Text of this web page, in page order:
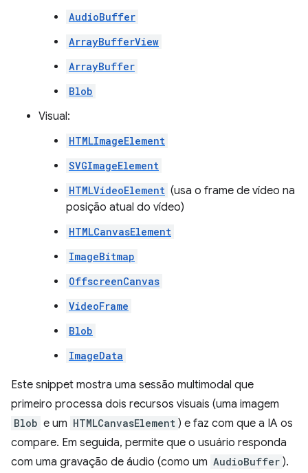
AudioBuffer
ArrayBufferView
ArrayBuffer
Blob
Visual:
HTMLImageElement
SVGImageElement
HTMLVideoElement (usa o frame de vídeo na
posição atual do vídeo)
HTMLCanvasElement
ImageBitmap
OffscreenCanvas
VideoFrame
Blob
ImageData
Este snippet mostra uma sessão multimodal que
primeiro processa dois recursos visuais (uma imagem
Blob e um HTMLCanvasElement ) e faz com que a IA os
compare. Em seguida, permite que o usuário responda
com uma gravação de áudio (como um AudioBuffer ).